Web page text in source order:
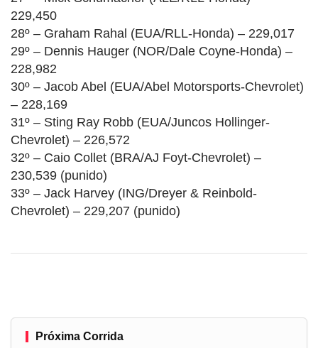
229,450
28º – Graham Rahal (EUA/RLL-Honda) – 229,017
29º – Dennis Hauger (NOR/Dale Coyne-Honda) –
228,982
30º – Jacob Abel (EUA/Abel Motorsports-Chevrolet)
– 228,169
31º – Sting Ray Robb (EUA/Juncos Hollinger-
Chevrolet) – 226,572
32º – Caio Collet (BRA/AJ Foyt-Chevrolet) –
230,539 (punido)
33º – Jack Harvey (ING/Dreyer & Reinbold-
Chevrolet) – 229,207 (punido)
Próxima Corrida